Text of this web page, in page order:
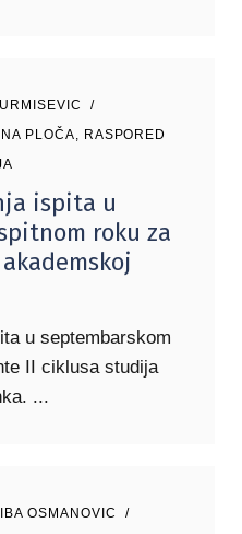
PLOČA, RASPORED
ispita u
roku za
u septembarskom
II ciklusa studija
OSMANOVIC